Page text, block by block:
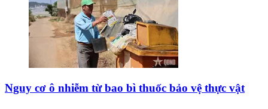
Nguy cơ ô nhiễm từ bao bì thuốc bảo vệ thực vật